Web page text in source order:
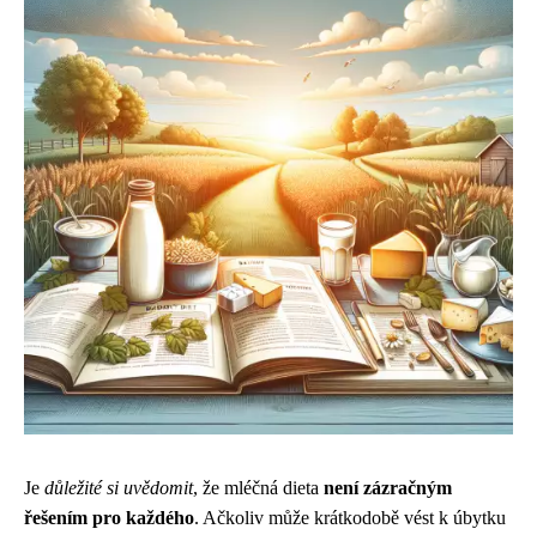
Je důležité si uvědomit, že mléčná dieta není zázračným
řešením pro každého. Ačkoliv může krátkodobě vést k úbytku